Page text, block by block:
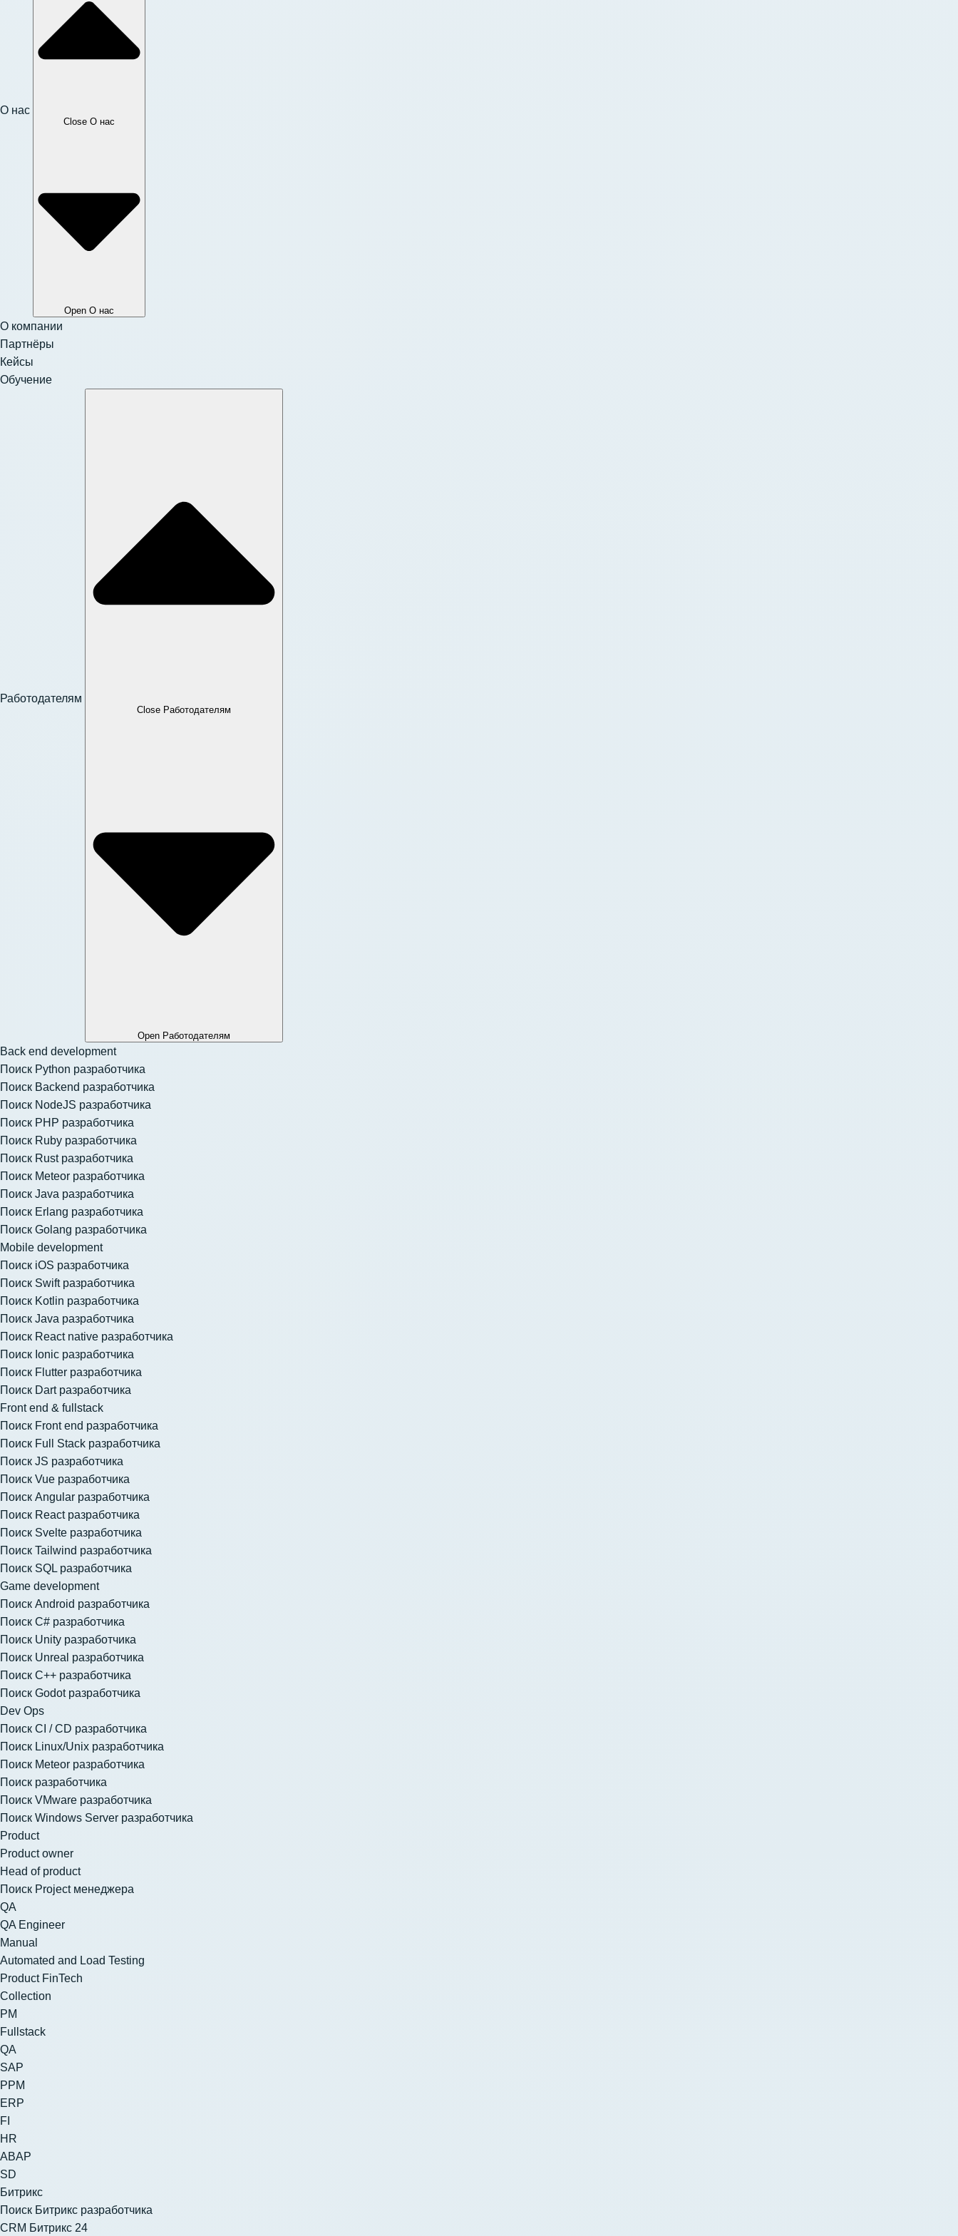
О нас
Close О нас
Open О нас
О компании
Партнёры
Кейсы
Обучение
Работодателям
Close Работодателям
Open Работодателям
Back end development
Поиск Python разработчика
Поиск Backend разработчика
Поиск NodeJS разработчика
Поиск PHP разработчика
Поиск Ruby разработчика
Поиск Rust разработчика
Поиск Meteor разработчика
Поиск Java разработчика
Поиск Erlang разработчика
Поиск Golang разработчика
Mobile development
Поиск iOS разработчика
Поиск Swift разработчика
Поиск Kotlin разработчика
Поиск Java разработчика
Поиск React native разработчика
Поиск Ionic разработчика
Поиск Flutter разработчика
Поиск Dart разработчика
Front end & fullstack
Поиск Front end разработчика
Поиск Full Stack разработчика
Поиск JS разработчика
Поиск Vue разработчика
Поиск Angular разработчика
Поиск React разработчика
Поиск Svelte разработчика
Поиск Tailwind разработчика
Поиск SQL разработчика
Game development
Поиск Android разработчика
Поиск C# разработчика
Поиск Unity разработчика
Поиск Unreal разработчика
Поиск C++ разработчика
Поиск Godot разработчика
Dev Ops
Поиск CI / CD разработчика
Поиск Linux/Unix разработчика
Поиск Meteor разработчика
Поиск разработчика
Поиск VMware разработчика
Поиск Windows Server разработчика
Product
Product owner
Head of product
Поиск Project менеджера
QA
QA Engineer
Manual
Automated and Load Testing
Product FinTech
Collection
PM
Fullstack
QA
SAP
PPM
ERP
FI
HR
ABAP
SD
Битрикс
Поиск Битрикс разработчика
CRM Битрикс 24